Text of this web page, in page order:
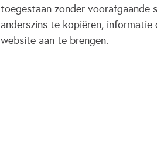
toegestaan zonder
anderszins te kopiëren,
website aan te brengen.